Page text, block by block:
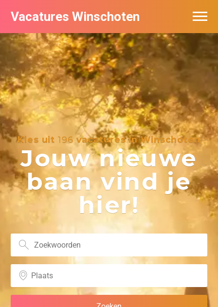
Vacatures Winschoten
Kies uit196vacatures in Winschoten
Jouw nieuwe
baan vind je
hier!
Vacatures per bedrijf in Winschoten
Nieuwsbrief feed